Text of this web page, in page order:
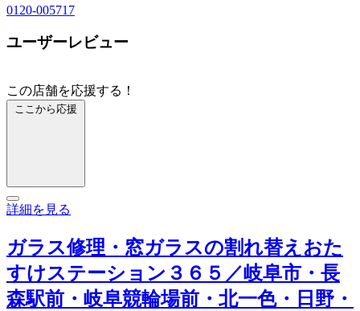
0120-005717
ユーザーレビュー
この店舗を応援する！
ここから応援
詳細を見る
ガラス修理・窓ガラスの割れ替えおた
すけステーション３６５／岐阜市・長
森駅前・岐阜競輪場前・北一色・日野・